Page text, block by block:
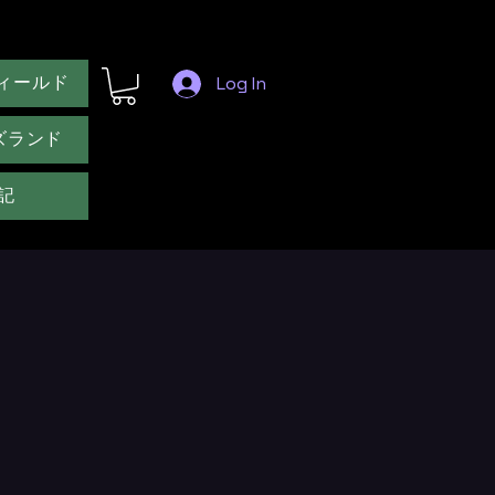
ールド
ランド
Log In